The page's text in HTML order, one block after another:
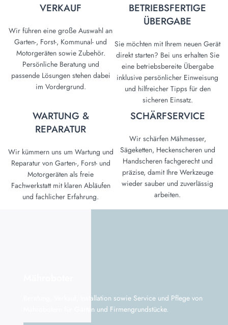
VERKAUF
Wir führen eine große Auswahl an
Garten-, Forst-, Kommunal- und
Motorgeräten sowie Zubehör.
Persönliche Beratung und
passende Lösungen stehen dabei
im Vordergrund.
BETRIEBSFERTIGE
ÜBERGABE
Sie möchten mit Ihrem neuen Gerät
direkt starten? Bei uns erhalten Sie
eine betriebsbereite Übergabe
inklusive persönlicher Einweisung
und hilfreicher Tipps für den
sicheren Einsatz.
WARTUNG &
REPARATUR
Wir kümmern uns um Wartung und
Reparatur von Garten-, Forst- und
Motorgeräten als freie
Fachwerkstatt mit klaren Abläufen
und fachlicher Erfahrung.
SCHÄRFSERVICE
Wir schärfen Mähmesser,
Sägeketten, Heckenscheren und
Handscheren fachgerecht und
präzise, damit Ihre Werkzeuge
wieder sauber und zuverlässig
arbeiten.
Beratung, Verkauf, Installation sowie Service und Pflege von
Mährobotern für Gärten und Firmengrundstücke.